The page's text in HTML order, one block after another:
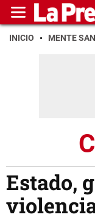
INICIO MENTE
Estado,